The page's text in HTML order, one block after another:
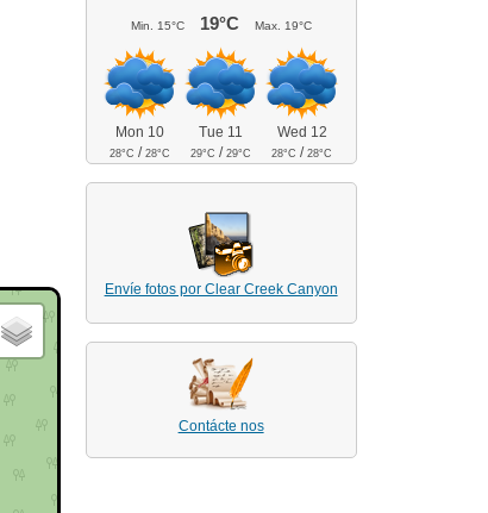
Min. 15°C 19°C Max. 19°C
Mon 10
28°C /28°C
Tue 11
29°C /29°C
Wed 12
28°C /28°C
Envíe fotos por Clear Creek Canyon
Contácte nos